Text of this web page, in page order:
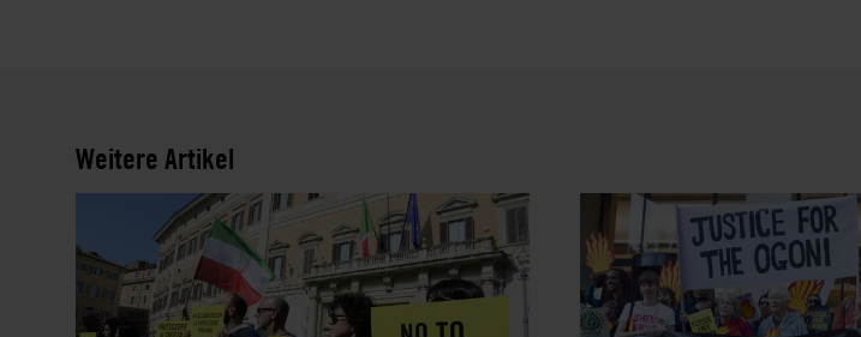
Weitere Artikel